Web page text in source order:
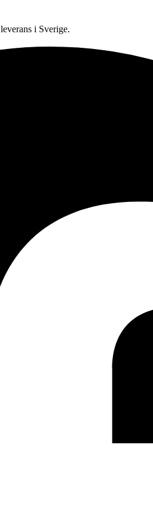
i Sverige.